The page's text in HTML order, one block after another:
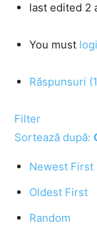
last edited 2
You must
Răspunsuri
Filter
Sortează după:
Newest First
Oldest First
Random